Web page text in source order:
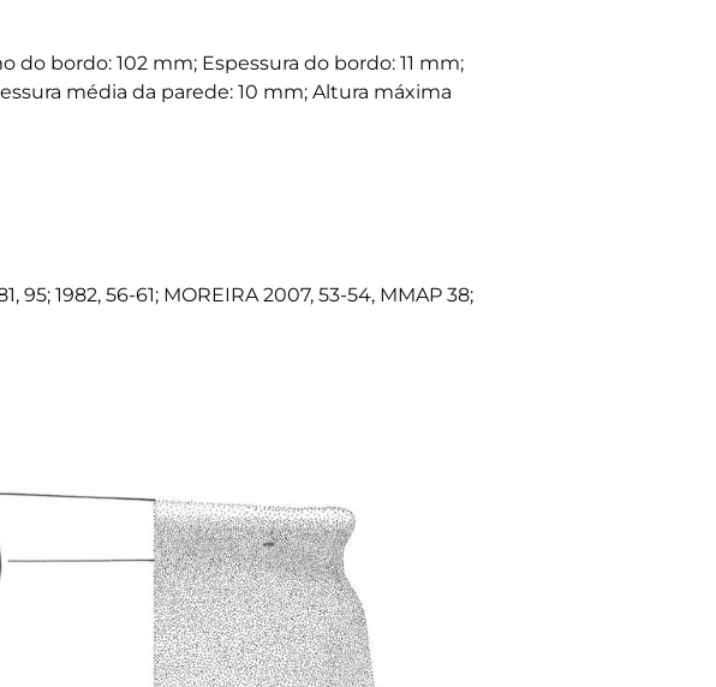
bordo: 102 mm; Espessura do bordo: 11 mm;
média da parede: 10 mm; Altura máxima
95; 1982, 56-61; MOREIRA 2007, 53-54, MMAP 38;